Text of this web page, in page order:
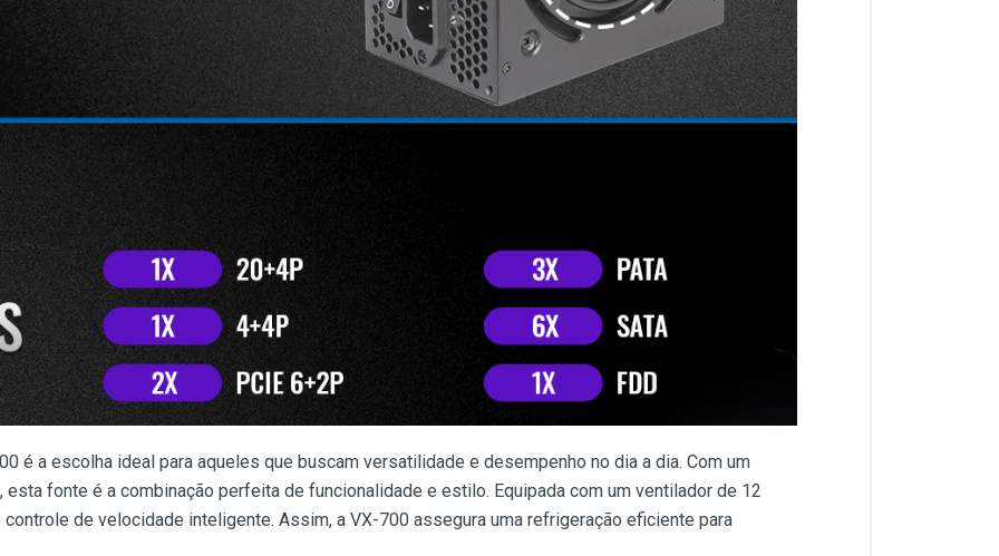
é a escolha ideal para aqueles que buscam versatilidade e desempenho no dia a dia. Com um
fonte é a combinação perfeita de funcionalidade e estilo. Equipada com um ventilador de 12
de velocidade inteligente. Assim, a VX-700 assegura uma refrigeração eficiente para